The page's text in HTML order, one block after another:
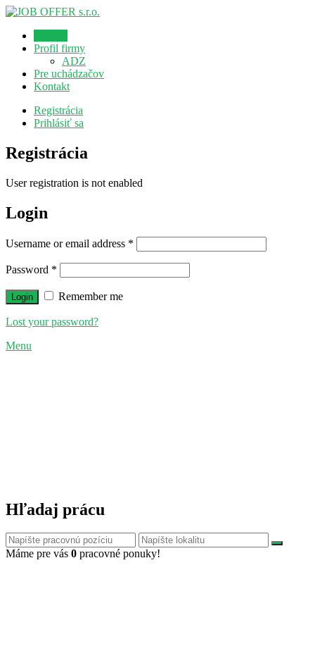
Profil firmy
ADZ
Pre uchádzačov
Kontakt
Registrácia
Prihlásiť sa
Registrácia
User registration is not enabled
Login
Username or email address *
Password *
Remember me
Lost your password?
Menu
Hľadaj prácu
Máme pre vás 0 pracovné ponuky!